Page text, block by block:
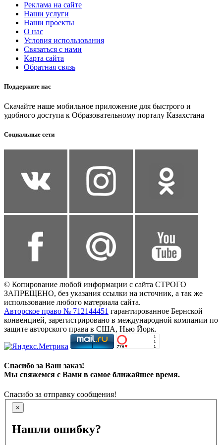
Реклама на сайте
Наши услуги
Наши проекты
О нас
Условия использования
Связаться с нами
Карта сайта
Обратная связь
Поддержите нас
Скачайте наше мобильное приложение для быстрого и
удобного доступа к Образовательному порталу Казахстана
Социальные сети
© Копирование любой информации с сайта СТРОГО
ЗАПРЕЩЕНО, без указания ссылки на источник, а так же
использование любого материала сайта.
Авторское право № 712144451 гарантированное Бернской
конвенцией, зарегистрировано в международной компании по
защите авторского права в США, Нью Йорк.
Спасибо за Ваш заказ!
Мы свяжемся с Вами в самое ближайшее время.
Спасибо за отправку сообщения!
×
Нашли ошибку?